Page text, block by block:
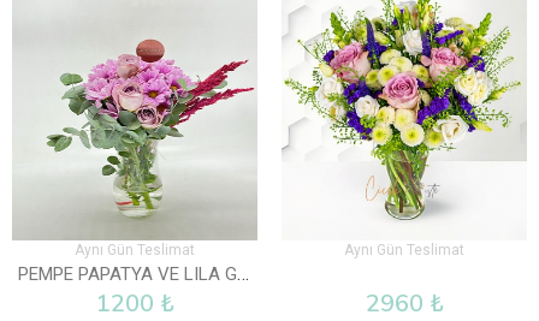
Aynı Gün Teslimat
PEMPE PAPATYA VE LILA GÜL VAZOLU
1200 ₺
Aynı Gün Teslimat
2960 ₺